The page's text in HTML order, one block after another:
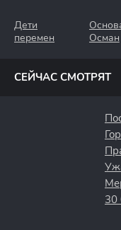
Дети
перемен
Осман
СЕЙЧАС СМОТРЯТ
30